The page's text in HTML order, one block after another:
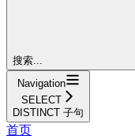
搜索...
Navigation
SELECT
DISTINCT 子句
首页